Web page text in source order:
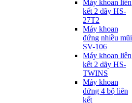
Máy khoan liên
kết 2 dãy HS-
27T2
Máy khoan
đứng nhiều mũi
SV-106
Máy khoan liên
kết 2 dãy HS-
TWINS
Máy khoan
đứng 4 bộ liên
kết